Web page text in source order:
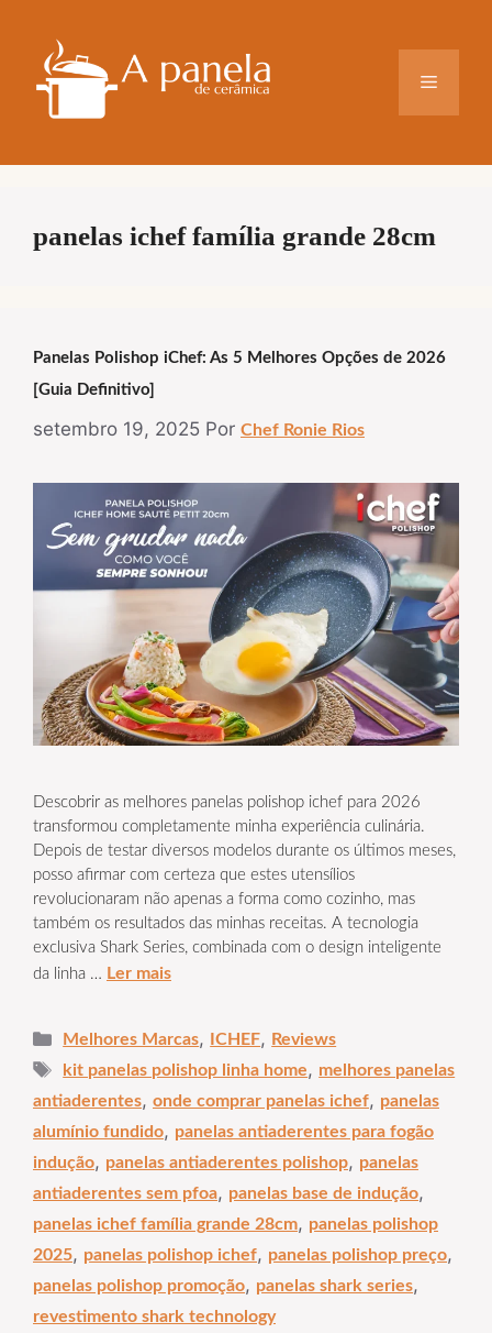
conteúdo
Menu
panelas ichef família grande 28cm
Panelas Polishop iChef: As 5 Melhores Opções de 2026
[Guia Definitivo]
setembro 19, 2025 Por Chef Ronie Rios
Descobrir as melhores panelas polishop ichef para 2026
transformou completamente minha experiência culinária.
Depois de testar diversos modelos durante os últimos meses,
posso afirmar com certeza que estes utensílios
revolucionaram não apenas a forma como cozinho, mas
também os resultados das minhas receitas. A tecnologia
exclusiva Shark Series, combinada com o design inteligente
da linha … Ler mais
Categorias
Melhores Marcas, ICHEF, Reviews
Tags
kit panelas polishop linha home, melhores panelas
antiaderentes, onde comprar panelas ichef, panelas
alumínio fundido, panelas antiaderentes para fogão
indução, panelas antiaderentes polishop, panelas
antiaderentes sem pfoa, panelas base de indução,
panelas ichef família grande 28cm, panelas polishop
2025, panelas polishop ichef, panelas polishop preço,
panelas polishop promoção, panelas shark series,
revestimento shark technology